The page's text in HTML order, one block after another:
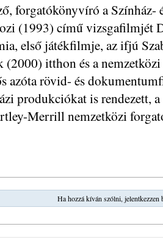
forgatókönyvíró a Színház-
(1993) című vizsgafilmjét
első játékfilmje, az ifjú
(2000) itthon és a
azóta rövid- és
produkciókat is rendezett,
Merrill nemzetközi
Ha hozzá kíván szólni, jelentkezzen